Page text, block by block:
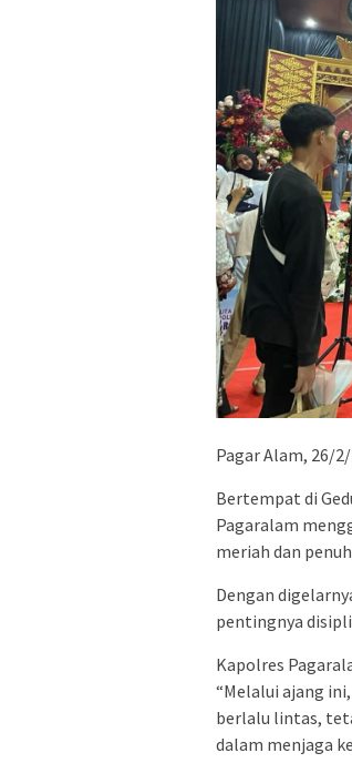
Pagar Alam, 26/
Bertempat di
Pagaralam
meriah dan
Dengan
pentingnya
Kapolres
“Melalui ajang
berlalu lintas,
dalam menjaga